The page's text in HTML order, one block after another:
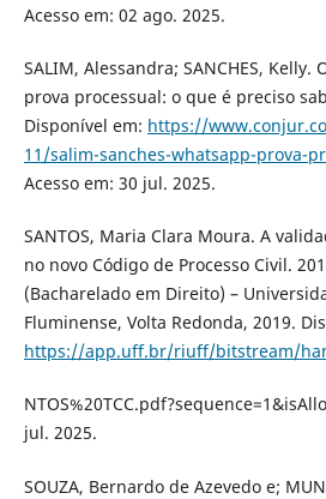
Acesso em: 02 ago. 2025.
SALIM, Alessandra; SANCHES, Kelly.
prova processual: o que é preciso
Disponível em: https://
11/salim-sanches-whatsapp-prova-
Acesso em: 30 jul. 2025.
SANTOS, Maria Clara Moura. A
no novo Código de Processo Civil.
(Bacharelado em Direito) –
Fluminense, Volta Redonda, 2019.
https://app.uff.br/riuff/bitstream/
jul. 2025.
SOUZA, Bernardo de Azevedo e;